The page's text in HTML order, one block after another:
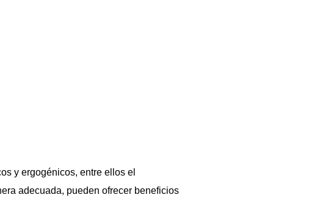
y ergogénicos, entre ellos el
adecuada, pueden ofrecer beneficios